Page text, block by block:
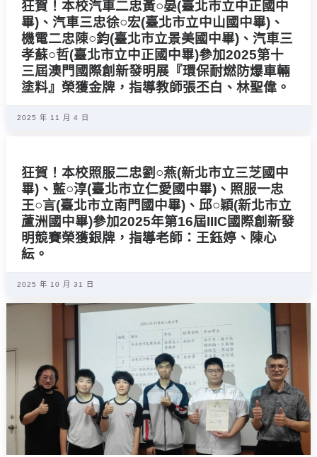
狂賀！本校汽車二忠黃○晏(臺北市立中正國中
畢)、汽車三忠徐○宏(臺北市立中山國中畢)、
機電二忠陳○鈞(臺北市立景美國中畢)、汽車三
孝蘇○哲(臺北市立中正國中畢)參加2025第十
三屆澳門國際創新發明展『環保耐燃防爆車輛
塗料』榮獲金牌，指導教師張丕白、林聖偉。
2025 年 11 月 4 日
狂賀！本校照服二忠劉○燕(新北市立三芝國中
畢)、藍○淳(臺北市立仁愛國中畢)、照服一忠
王○言(臺北市立南門國中畢)、邱○穎(新北市立
蘆洲國中畢)參加2025年第16屆IIIC國際創新發
明競賽榮獲銀牌，指導老師：王鈺婷、陳心
紜。
2025 年 10 月 31 日